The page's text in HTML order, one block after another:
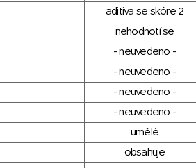
aditiva se skóre 2
nehodnotí se
- neuvedeno -
- neuvedeno -
- neuvedeno -
- neuvedeno -
umělé
obsahuje